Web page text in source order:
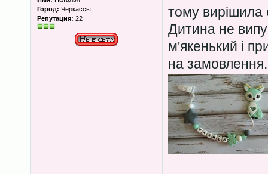
Город: Черкассы
Репутация: 22
тому вирішила
Дитина не
м'якенький і
на замовлення.